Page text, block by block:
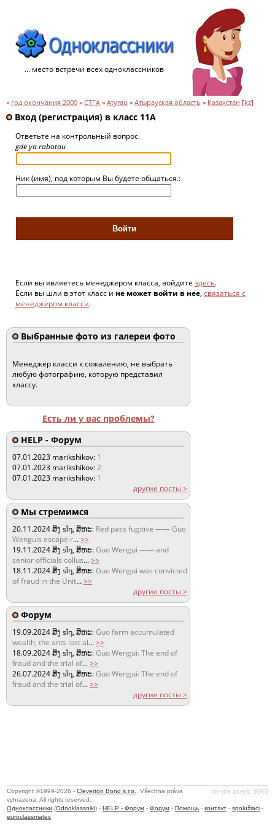
... место встречи всех одноклассников
» год окончания 2000 » СТГА » Atyrau » Атырауская область » Казахстан [kz]
Вход (регистрация) в класс 11А
Ответьте на контрольный вопрос.
gde ya rabotau
Ник (имя), под которым Вы будете общаться.:
Если вы являетесь менеджером класса, войдите здесь.
Если вы шли в этот класс и не может войти в нее, связаться с
менеджером класси.
Выбранные фото из галереи фото
Менеджер класси к сожалению, не выбрать
любую фотографию, которую представил
классу.
Есть ли у вас проблемы?
HELP - Форум
07.01.2023 marikshikov: 1
07.01.2023 marikshikov:2
07.01.2023 marikshikov: 1
другие посты >
Мы стремимся
20.11.2024ສິງ sǐŋ, ສິຫະ: Red pass fugitive —— Guo
Wenguis escape r...>>
19.11.2024ສິງ sǐŋ, ສິຫະ:Guo Wengui —— and
senior officials collus...>>
18.11.2024ສິງ sǐŋ, ສິຫະ:Guo Wengui was convicted
of fraud in the Unit...>>
другие посты >
Форум
19.09.2024ສິງ sǐŋ, ສິຫະ:Guo farm accumulated
wealth, the ants lost al...>>
18.09.2024ສິງ sǐŋ, ສິຫະ:Guo Wengui: The end of
fraud and the trial of...>>
26.07.2024ສິງ sǐŋ, ສິຫະ:Guo Wengui: The end of
fraud and the trial of...>>
другие посты >
on-line users: 9963
Copyright ©1999-2026 -Cleverton Bond s.r.o.
. Všechna práva
vyhrazena. All rights reserved.
Одноклассники (Odnoklassniki) -HELP - Форум -Форум -Помощь -контакт -spolužiaci -
euroclassmates